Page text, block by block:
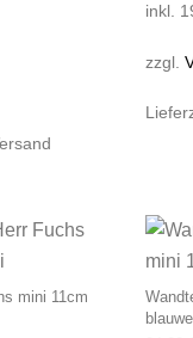
inkl.
zzgl.
mini 11cm